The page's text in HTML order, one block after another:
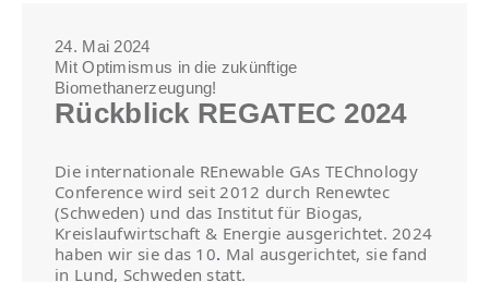
24. Mai 2024
Mit Optimismus in die zukünftige
Biomethanerzeugung!
Rückblick REGATEC 2024
Die internationale REnewable GAs TEChnology
Conference wird seit 2012 durch Renewtec
(Schweden) und das Institut für Biogas,
Kreislaufwirtschaft & Energie ausgerichtet. 2024
haben wir sie das 10. Mal ausgerichtet, sie fand
in Lund, Schweden statt.